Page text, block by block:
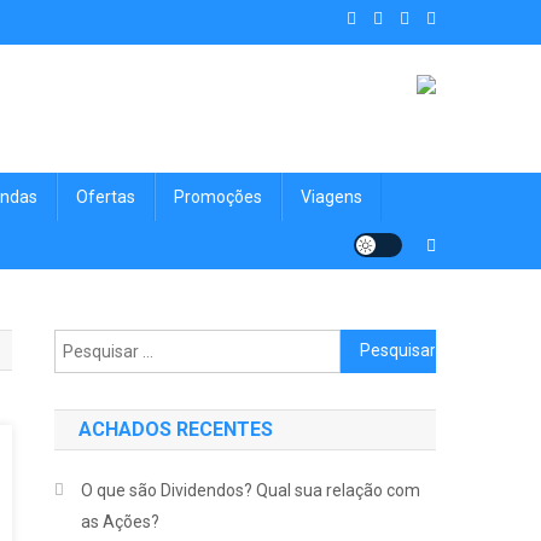
Ofertas Promoções Viagens
Pesquisar por:
ACHADOS RECENTES
O que são Dividendos? Qual sua relação com
as Ações?